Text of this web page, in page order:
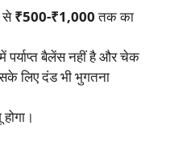
से₹500-₹1,000तक का
पर्याप्त बैलेंस नहीं है और चेक
लिए दंड भी भुगतना